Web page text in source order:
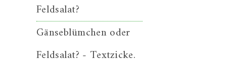
Feldsalat?
Gänseblümchen oder
Feldsalat? - Textzicke.